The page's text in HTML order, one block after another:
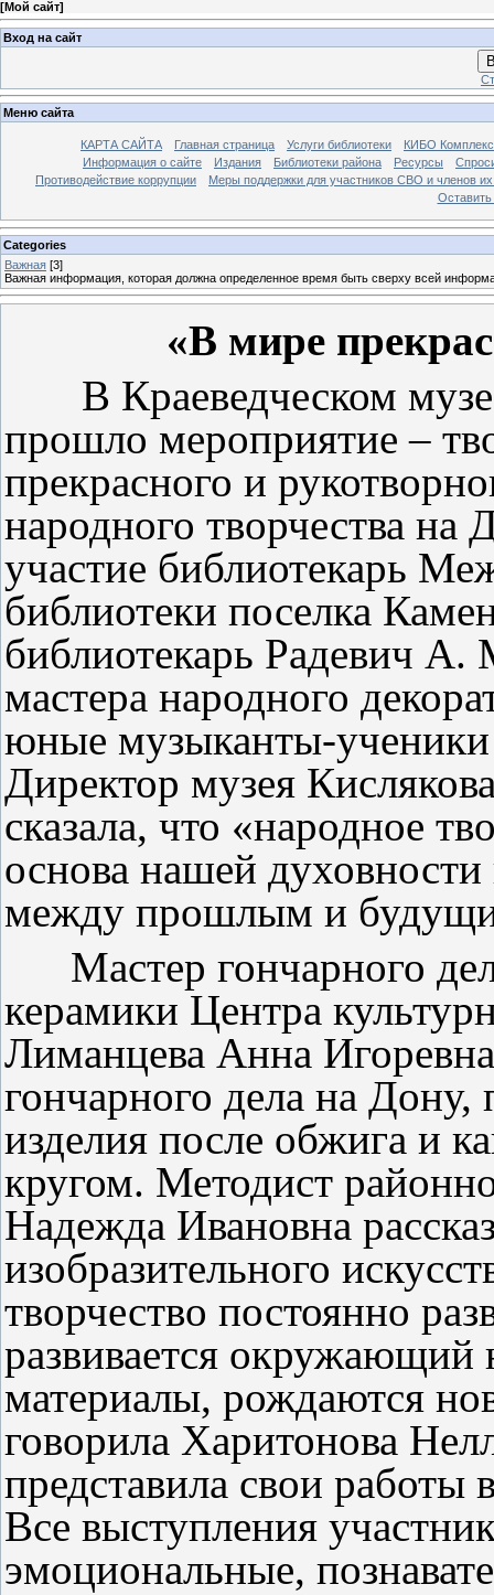
[Мой сайт]
Вход на сайт
Меню сайта
КАРТА САЙТА Главная страница Услуги библиотеки
КИБО
Информация о сайте
Издания Библиотеки района Ресурсы
Противодействие коррупции
Меры поддержки для участников СВО и членов
Оставить
Categories
Важная [3]
Важная информация, которая должна определенное время быть сверху всей
«В мире
В Краеведческом
прошло мероприятие –
прекрасного и
народного творчества
участие библиотекарь
библиотеки поселка
библиотекарь Радевич
мастера народного
юные музыканты-
Директор музея
сказала, что «народное
основа нашей
между прошлым и
Мастер гончарного
керамики Центра
Лиманцева Анна
гончарного дела на Дону,
изделия после обжига и
кругом. Методист
Надежда Ивановна
изобразительного
творчество постоянно
развивается
материалы, рождаются
говорила Харитонова
представила свои
Все выступления
эмоциональные,